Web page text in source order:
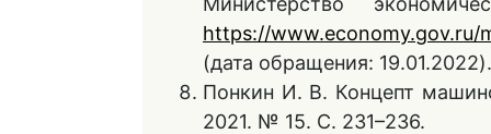
https://www.economy.gov.ru/
(дата обращения: 19.01.2022).
Понкин И. В. Концепт
2021. № 15. С. 231–236.